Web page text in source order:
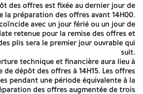
des offres est fixée à 15 jours à compter
de l'avis d'appel d'offres avec exigence
dans la presse nationale en langue
ou les journaux électroniques ou
Marchés de l'Opérateur Publics (BOMOP).
offres est fixée au dernier jour de
préparation des offres avant 14H00.
avec un jour férié ou un jour de
retenue pour la remise des offres
des offres est fixée au dernier jour de
la préparation des offres avant 14H00.
avec un jour férié ou un jour de
retenue pour la remise des offres et
plis sera le premier jour ouvrable qui
suit.
technique et financière aura lieu à
de dépôt des offres à 14H15. Les offres
pendant une période équivalente à la
des offres augmentée de trois